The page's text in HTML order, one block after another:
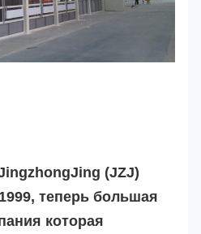
(JZJ)
теперь большая
которая